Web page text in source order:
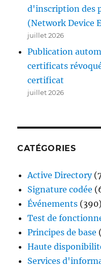
d'inscription des
(Network Device
juillet 2026
Publication
certificats
certificat
juillet 2026
CATÉGORIES
Active Directory
Signature codée
Événements (390)
Test de
Principes de base
Haute
Services